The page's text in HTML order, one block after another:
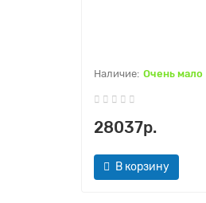
Очень мало
28037р.
В корзину